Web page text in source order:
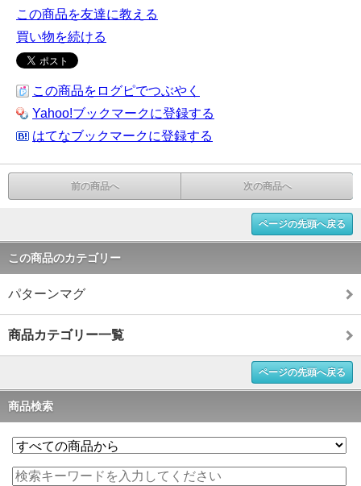
この商品を友達に教える
買い物を続ける
この商品をログピでつぶやく
Yahoo!ブックマークに登録する
はてなブックマークに登録する
前の商品へ 次の商品へ
ページの先頭へ戻る
この商品のカテゴリー
パターンマグ
商品カテゴリー一覧
ページの先頭へ戻る
商品検索